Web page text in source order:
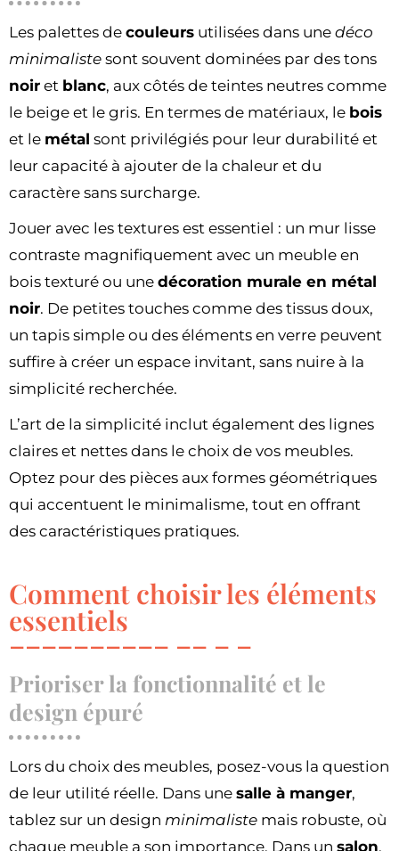
Les palettes de couleurs utilisées dans une déco
minimaliste sont souvent dominées par des tons
noir et blanc, aux côtés de teintes neutres comme
le beige et le gris. En termes de matériaux, le bois
et le métal sont privilégiés pour leur durabilité et
leur capacité à ajouter de la chaleur et du
caractère sans surcharge.
Jouer avec les textures est essentiel : un mur lisse
contraste magnifiquement avec un meuble en
bois texturé ou une décoration murale en métal
noir. De petites touches comme des tissus doux,
un tapis simple ou des éléments en verre peuvent
suffire à créer un espace invitant, sans nuire à la
simplicité recherchée.
L’art de la simplicité inclut également des lignes
claires et nettes dans le choix de vos meubles.
Optez pour des pièces aux formes géométriques
qui accentuent le minimalisme, tout en offrant
des caractéristiques pratiques.
Comment choisir les éléments
essentiels
Prioriser la fonctionnalité et le
design épuré
Lors du choix des meubles, posez-vous la question
de leur utilité réelle. Dans une salle à manger,
tablez sur un design minimaliste mais robuste, où
chaque meuble a son importance. Dans un salon,